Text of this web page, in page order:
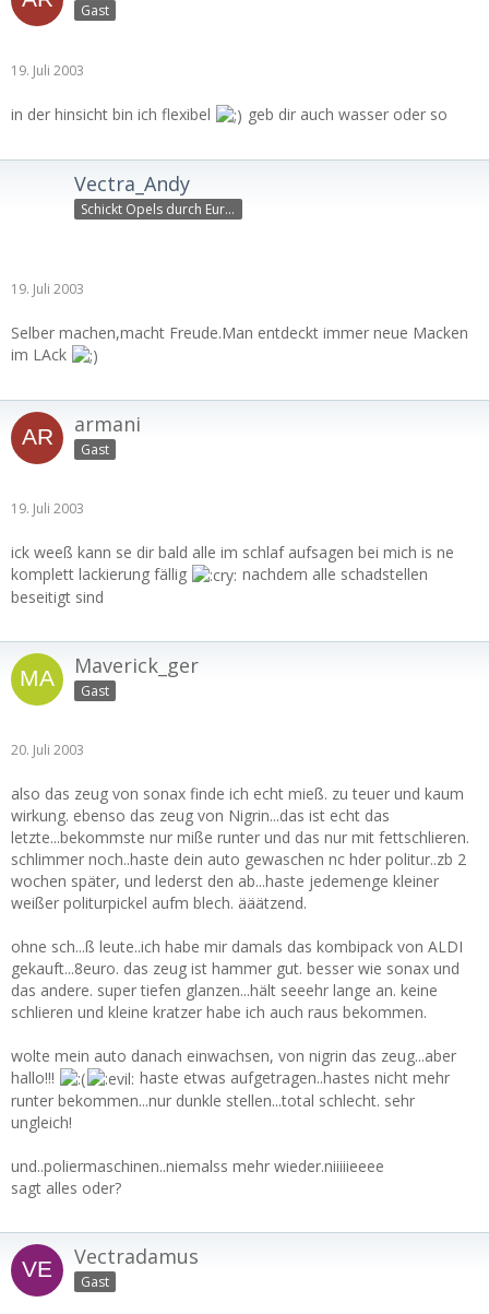
Gast
19. Juli 2003
in der hinsicht bin ich flexibel geb dir auch wasser oder so
Vectra_Andy
Schickt Opels durch Europ
19. Juli 2003
Selber machen,macht Freude.Man entdeckt immer neue Macken
im LAck
armani
Gast
19. Juli 2003
ick weeß kann se dir bald alle im schlaf aufsagen bei mich is ne
komplett lackierung fällig
nachdem alle schadstellen
beseitigt sind
Maverick_ger
Gast
20. Juli 2003
also das zeug von sonax finde ich echt mieß. zu teuer und kaum
wirkung. ebenso das zeug von Nigrin...das ist echt das
letzte...bekommste nur miße runter und das nur mit fettschlieren.
schlimmer noch..haste dein auto gewaschen nc hder politur..zb 2
wochen später, und lederst den ab...haste jedemenge kleiner
weißer politurpickel aufm blech. ääätzend.
ohne sch...ß leute..ich habe mir damals das kombipack von ALDI
gekauft...8euro. das zeug ist hammer gut. besser wie sonax und
das andere. super tiefen glanzen...hält seeehr lange an. keine
schlieren und kleine kratzer habe ich auch raus bekommen.
wolte mein auto danach einwachsen, von nigrin das zeug...aber
hallo!!!
haste etwas aufgetragen..hastes nicht mehr
runter bekommen...nur dunkle stellen...total schlecht. sehr
ungleich!
und..poliermaschinen..niemalss mehr wieder.niiiiieeee
sagt alles oder?
Vectradamus
Gast